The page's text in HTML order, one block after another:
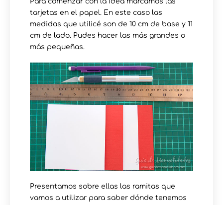
tarjetas en el papel. En este caso las
medidas que utilicé son de 10 cm de base y 11
cm de lado. Pudes hacer las más grandes o
más pequeñas.
Presentamos sobre ellas las ramitas que
vamos a utilizar para saber dónde tenemos